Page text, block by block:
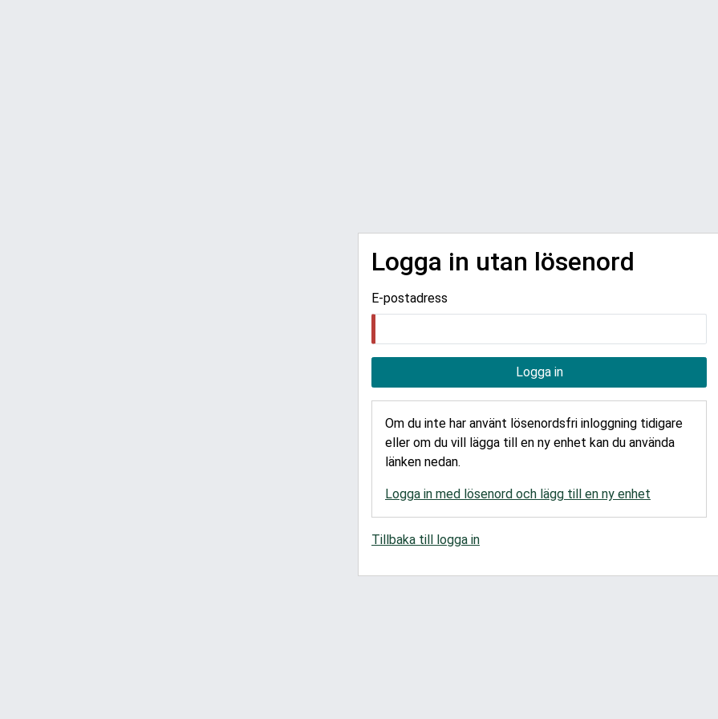
Logga in utan lösenord
E-postadress
Logga in
Om du inte har använt lösenordsfri inloggning tidigare
eller om du vill lägga till en ny enhet kan du använda
länken nedan.
Logga in med lösenord och lägg till en ny enhet
Tillbaka till logga in